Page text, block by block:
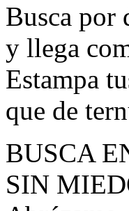
Busca por
y llega
Estampa
que de
BUSCA
SIN